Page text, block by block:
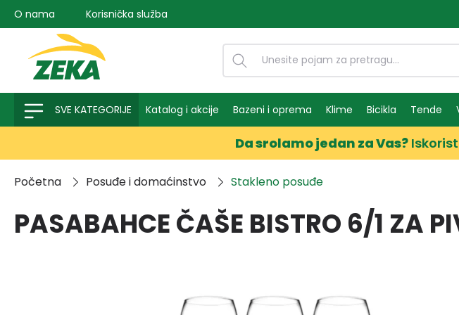
pretragu Preskoči na glavnu navigaciju
O nama Korisnička služba
SVE KATEGORIJE Katalog i akcije Bazeni i oprema Klime Bicikla Tende
Da srolamo jedan za Vas?
Početna Posuđe i domaćinstvo Stakleno posuđe
PASABAHCE ČAŠE BISTRO 6/1 ZA